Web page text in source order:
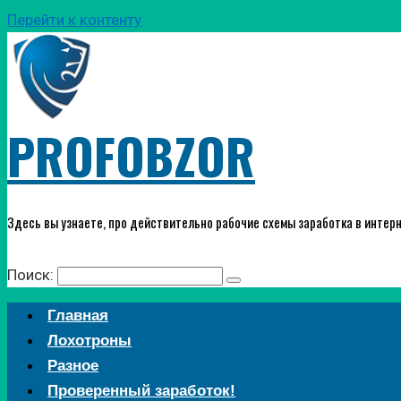
Перейти к контенту
PROFOBZOR
Здесь вы узнаете, про действительно рабочие схемы заработка в
Поиск:
Главная
Лохотроны
Разное
Проверенный заработок!